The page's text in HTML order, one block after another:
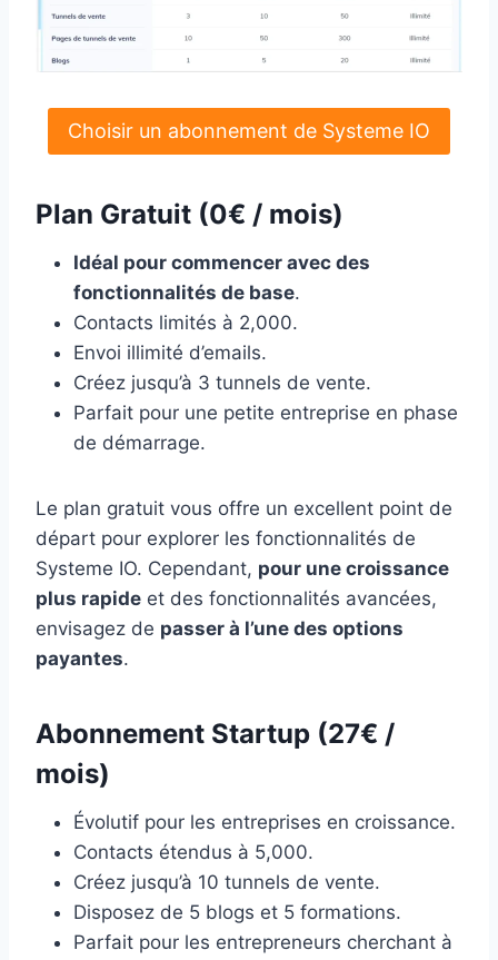
Choisir un abonnement de Systeme IO
Plan Gratuit (0€ / mois)
Idéal pour commencer avec des
fonctionnalités de base.
Contacts limités à 2,000.
Envoi illimité d’emails.
Créez jusqu’à 3 tunnels de vente.
Parfait pour une petite entreprise en phase
de démarrage.
Le plan gratuit vous offre un excellent point de
départ pour explorer les fonctionnalités de
Systeme IO. Cependant, pour une croissance
plus rapide et des fonctionnalités avancées,
envisagez de passer à l’une des options
payantes.
Abonnement Startup (27€ /
mois)
Évolutif pour les entreprises en croissance.
Contacts étendus à 5,000.
Créez jusqu’à 10 tunnels de vente.
Disposez de 5 blogs et 5 formations.
Parfait pour les entrepreneurs cherchant à